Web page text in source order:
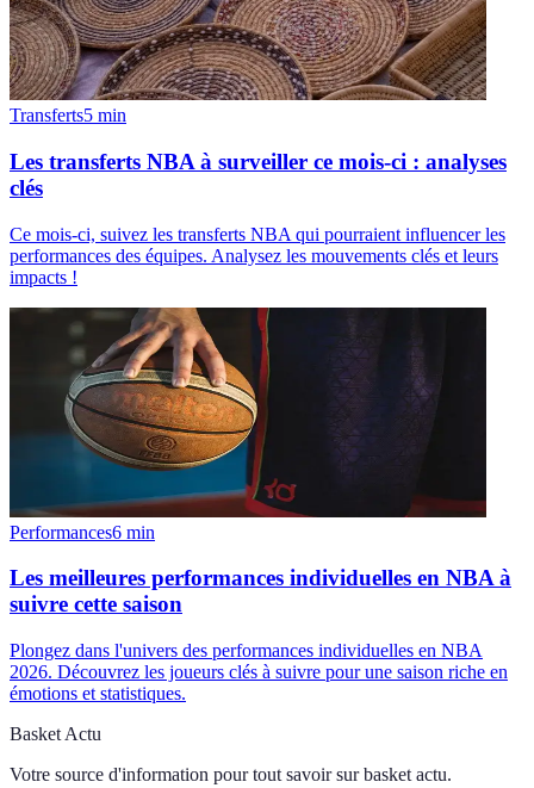
Transferts5 min
Les transferts NBA à surveiller ce mois-ci : analyses
clés
Ce mois-ci, suivez les transferts NBA qui pourraient influencer les
performances des équipes. Analysez les mouvements clés et leurs
impacts !
Performances6 min
Les meilleures performances individuelles en NBA à
suivre cette saison
Plongez dans l'univers des performances individuelles en NBA
2026. Découvrez les joueurs clés à suivre pour une saison riche en
émotions et statistiques.
Basket Actu
Votre source d'information pour tout savoir sur basket actu.